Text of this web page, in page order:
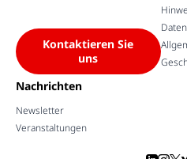
Kontaktieren Sie
uns
Nachrichten
Newsletter
Veranstaltungen